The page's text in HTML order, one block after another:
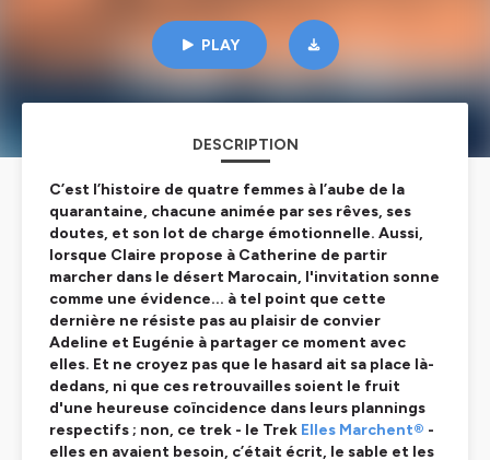
PLAY
DESCRIPTION
C’est l’histoire de quatre femmes à l’aube de la
quarantaine, chacune animée par ses rêves, ses
doutes, et son lot de charge émotionnelle. Aussi,
lorsque Claire propose à Catherine de partir
marcher dans le désert Marocain, l'invitation sonne
comme une évidence... à tel point que cette
dernière ne résiste pas au plaisir de convier
Adeline et Eugénie à partager ce moment avec
elles. Et ne croyez pas que le hasard ait sa place là-
dedans, ni que ces retrouvailles soient le fruit
d'une heureuse coïncidence dans leurs plannings
respectifs ; non, ce trek - le Trek Elles Marchent® -
elles en avaient besoin, c’était écrit, le sable et les